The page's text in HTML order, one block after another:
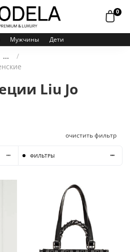
0
Мужчины Дети
...
Liu Jo
очистить фильтр
ФИЛЬТРЫ